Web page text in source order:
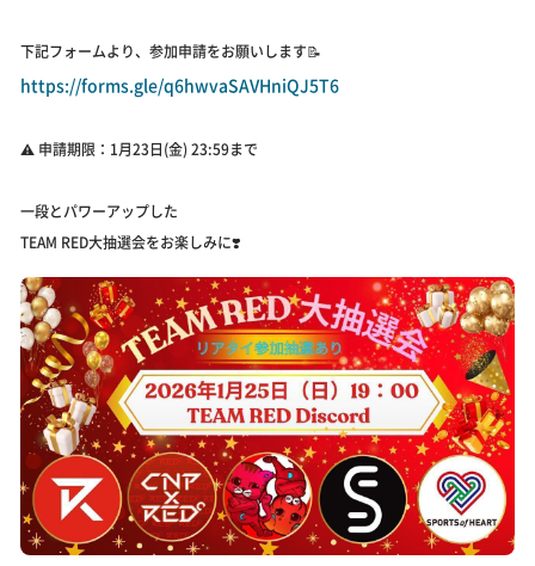
下記フォームより、参加申請をお願いします📝
https://forms.gle/q6hwvaSAVHniQJ5T6
⚠️ 申請期限：1月23日(金) 23:59まで
一段とパワーアップした
TEAM RED大抽選会をお楽しみに❣️